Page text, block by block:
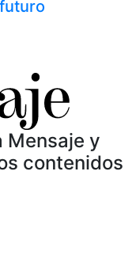
Mensaje y
contenidos